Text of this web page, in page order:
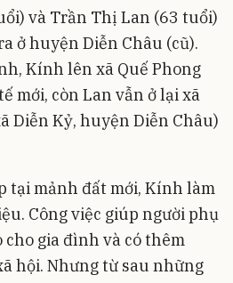
và Trần Thị Lan (63 tuổi)
ở huyện Diễn Châu (cũ).
Kính lên xã Quế Phong
mới, còn Lan vẫn ở lại xã
Diễn Kỷ, huyện Diễn Châu)
tại mảnh đất mới, Kính làm
Công việc giúp người phụ
gia đình và có thêm
hội. Nhưng từ sau những